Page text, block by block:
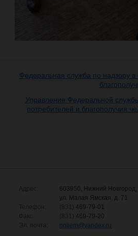
Федеральная служба по надзору
Управление Федеральной
потребителей и благополучия
603950, Нижний Новгород,
ул. Малая Ямская, д. 71
469-79-01
469-79-20
nniiem@yandex.ru